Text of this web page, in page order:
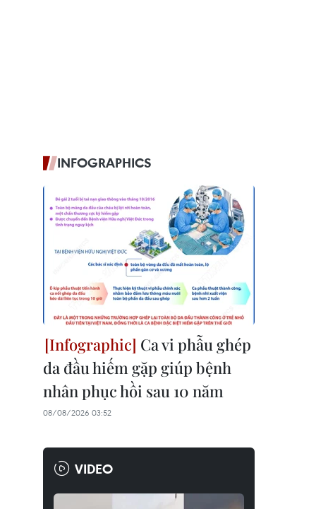
INFOGRAPHICS
Ca vi phẫu ghép
da đầu hiếm gặp giúp bệnh
nhân phục hồi sau 10 năm
08/08/2026 03:52
VIDEO